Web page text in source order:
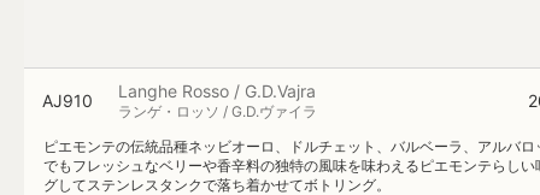
AJ910 Langhe Rosso / G.D.Vajra
ランゲ・ロッソ / G.D.ヴァイラ
ピエモンテの伝統品種ネッビオーロ、ドルチェット、バルベーラ、アルバ
でもフレッシュなベリーや香辛料の独特の風味を味わえるピエモンテらし
グしてステンレスタンクで落ち着かせてボトリング。